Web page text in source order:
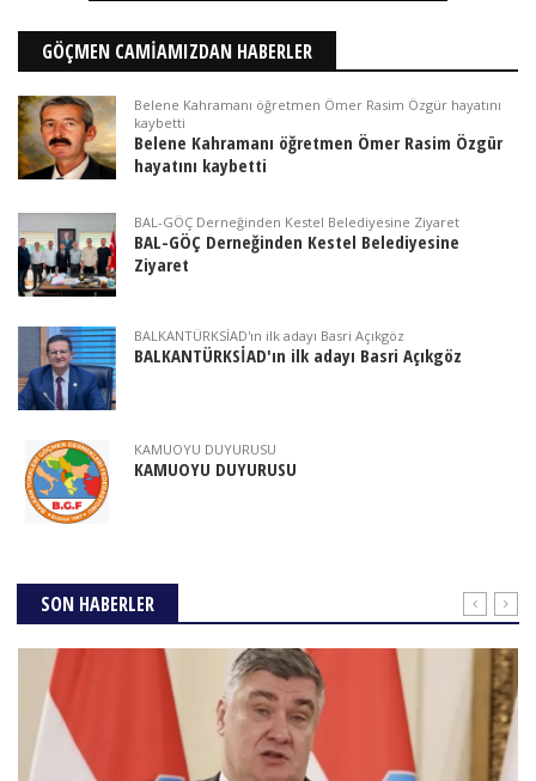
GÖÇMEN CAMİAMIZDAN HABERLER
Belene Kahramanı öğretmen Ömer Rasim Özgür hayatını
kaybetti
Belene Kahramanı öğretmen Ömer Rasim Özgür
hayatını kaybetti
BAL-GÖÇ Derneğinden Kestel Belediyesine Ziyaret
BAL-GÖÇ Derneğinden Kestel Belediyesine
Ziyaret
BALKANTÜRKSİAD'ın ilk adayı Basri Açıkgöz
BALKANTÜRKSİAD'ın ilk adayı Basri Açıkgöz
KAMUOYU DUYURUSU
KAMUOYU DUYURUSU
SON HABERLER